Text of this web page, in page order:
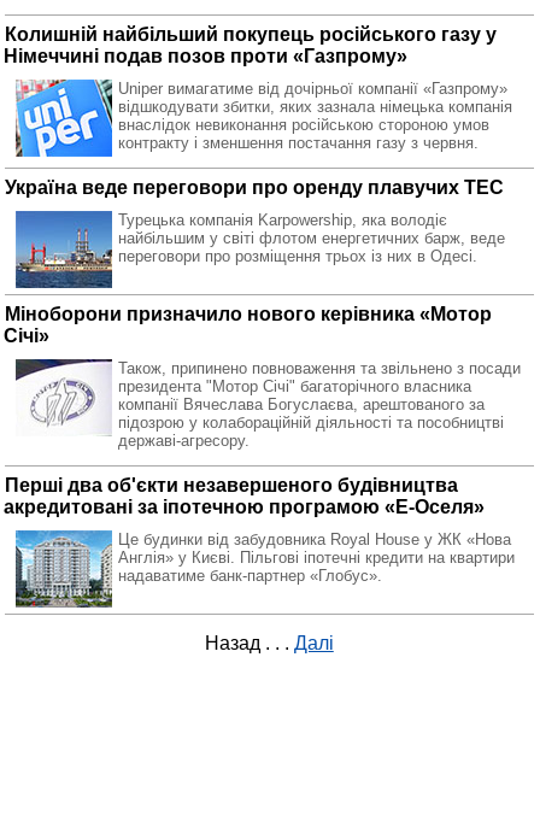
Колишній найбільший покупець російського газу у
Німеччині подав позов проти «Газпрому»
Uniper вимагатиме від дочірньої компанії «Газпрому»
відшкодувати збитки, яких зазнала німецька компанія
внаслідок невиконання російською стороною умов
контракту і зменшення постачання газу з червня.
Україна веде переговори про оренду плавучих ТЕС
Турецька компанія Karpowership, яка володіє
найбільшим у світі флотом енергетичних барж, веде
переговори про розміщення трьох із них в Одесі.
Міноборони призначило нового керівника «Мотор
Січі»
Також, припинено повноваження та звільнено з посади
президента "Мотор Січі" багаторічного власника
компанії Вячеслава Богуслаєва, арештованого за
підозрою у колабораційній діяльності та пособництві
державі-агресору.
Перші два об'єкти незавершеного будівництва
акредитовані за іпотечною програмою «Е-Оселя»
Це будинки від забудовника Royal House у ЖК «Нова
Англія» у Києві. Пільгові іпотечні кредити на квартири
надаватиме банк-партнер «Глобус».
Назад . . . Далі